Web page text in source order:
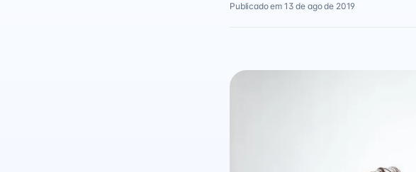
Publicado em 13 de ago de 2019